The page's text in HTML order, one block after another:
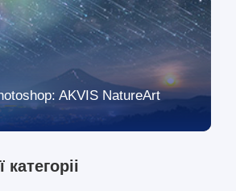
AKVIS NatureArt
категоріі